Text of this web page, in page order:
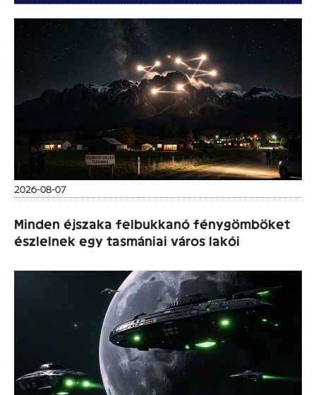
2026-08-07
Minden éjszaka felbukkanó fénygömböket
észlelnek egy tasmániai város lakói